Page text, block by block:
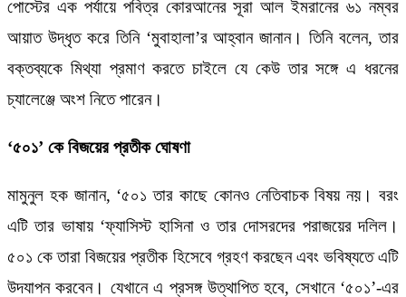
পোস্টের এক পর্যায়ে পবিত্র কোরআনের সূরা আল ইমরানের ৬১ নম্বর
আয়াত উদ্ধৃত করে তিনি ‘মুবাহালা’র আহ্বান জানান। তিনি বলেন, তার
বক্তব্যকে মিথ্যা প্রমাণ করতে চাইলে যে কেউ তার সঙ্গে এ ধরনের
চ্যালেঞ্জে অংশ নিতে পারেন।
‘৫০১’ কে বিজয়ের প্রতীক ঘোষণা
মামুনুল হক জানান, ‘৫০১ তার কাছে কোনও নেতিবাচক বিষয় নয়। বরং
এটি তার ভাষায় ‌‌‘ফ্যাসিস্ট হাসিনা ও তার দোসরদের পরাজয়ের দলিল।
৫০১ কে তারা বিজয়ের প্রতীক হিসেবে গ্রহণ করছেন এবং ভবিষ্যতে এটি
উদযাপন করবেন। যেখানে এ প্রসঙ্গ উত্থাপিত হবে, সেখানে ‘৫০১’-এর